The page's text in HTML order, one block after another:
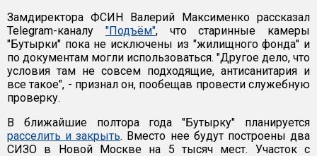
Замдиректора ФСИН Валерий Максименко рассказал
Telegram-каналу "Подъём", что старинные камеры
"Бутырки" пока не исключены из "жилищного фонда" и
по документам могли использоваться. "Другое дело, что
условия там не совсем подходящие, антисанитария и
все такое", - признал он, пообещав провести служебную
проверку.
В ближайшие полтора года "Бутырку" планируется
расселить и закрыть. Вместо нее будут построены два
СИЗО в Новой Москве на 5 тысяч мест. Участок с